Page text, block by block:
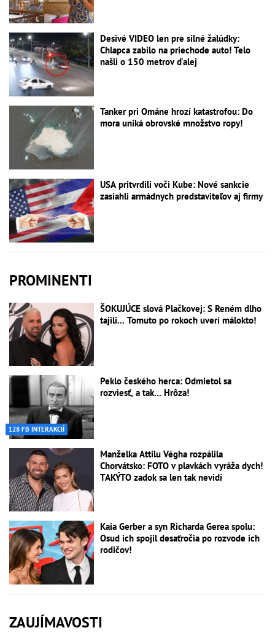
Desivé VIDEO len pre silné žalúdky:
Chlapca zabilo na priechode auto! Telo
našli o 150 metrov ďalej
Tanker pri Ománe hrozí katastrofou: Do
mora uniká obrovské množstvo ropy!
USA pritvrdili voči Kube: Nové sankcie
zasiahli armádnych predstaviteľov aj firmy
PROMINENTI
ŠOKUJÚCE slová Plačkovej: S Reném dlho
tajili... Tomuto po rokoch uverí málokto!
128 FB INTERAKCIÍ
Peklo českého herca: Odmietol sa
rozviesť, a tak... Hrôza!
Manželka Attilu Végha rozpálila
Chorvátsko: FOTO v plavkách vyráža dych!
TAKÝTO zadok sa len tak nevidí
Kaia Gerber a syn Richarda Gerea spolu:
Osud ich spojil desaťročia po rozvode ich
rodičov!
ZAUJÍMAVOSTI